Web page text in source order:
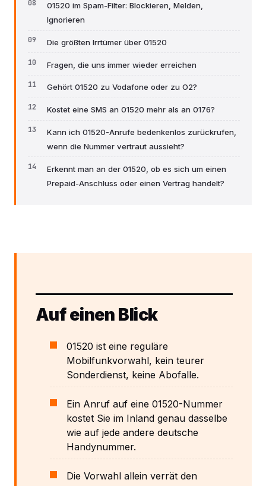
01520 im Spam-Filter: Blockieren, Melden,
Ignorieren
Die größten Irrtümer über 01520
Fragen, die uns immer wieder erreichen
Gehört 01520 zu Vodafone oder zu O2?
Kostet eine SMS an 01520 mehr als an 0176?
Kann ich 01520-Anrufe bedenkenlos zurückrufen,
wenn die Nummer vertraut aussieht?
Erkennt man an der 01520, ob es sich um einen
Prepaid-Anschluss oder einen Vertrag handelt?
Auf einen Blick
01520 ist eine reguläre
Mobilfunkvorwahl, kein teurer
Sonderdienst, keine Abofalle.
Ein Anruf auf eine 01520-Nummer
kostet Sie im Inland genau dasselbe
wie auf jede andere deutsche
Handynummer.
Die Vorwahl allein verrät den